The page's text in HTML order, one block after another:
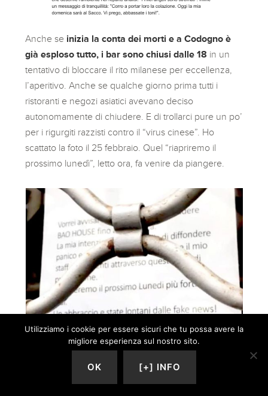
Anche se inizia la conta dei morti e a Codogno è
già esploso tutto, i bar sono chiusi dalle 18 in un
tentativo di bloccare il rito milanese per eccellenza,
l’aperitivo. Anche se qualche giorno prima tutti i
ristoranti e negozi asiatici avevano deciso
autonomamente di chiudere. E di trollarci pure un po’
per i rigurgiti razzisti contro il “virus cinese”. Ho
scattato la foto il 25 febbraio. Quel “riapriremo il
prossimo lunedì”, letto ora, fa venire da piangere.
Utilizziamo i cookie per essere sicuri che tu possa avere la
migliore esperienza sul nostro sito.
OK [+] INFO